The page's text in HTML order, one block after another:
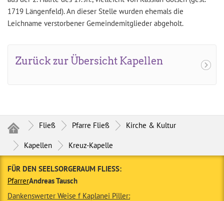
1719 Längenfeld). An dieser Stelle wurden ehemals die
Leichname verstorbener Gemeindemitglieder abgeholt.
Zurück zur Übersicht Kapellen
Fließ Pfarre Fließ Kirche & Kultur
Kapellen Kreuz-Kapelle
FÜR DEN SEELSORGERAUM FLIESS:
PfarrerAndreas Tausch
Dankenswerter Weise f Kaplanei Piller: